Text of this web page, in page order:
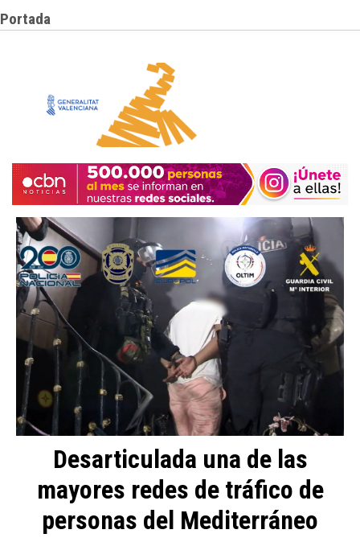
Portada
Desarticulada una de las
mayores redes de tráfico de
personas del Mediterráneo